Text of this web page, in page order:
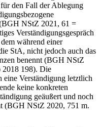
den Fall der Ablegung
NStZ 2021, 61 =
Verständigungsgespräch
während einer
StA, nicht jedoch auch das
benennt (BGH NStZ
2018 198). Die
Verständigung letztlich
keine konkreten
geäußert und noch
(BGH NStZ 2020, 751 m.